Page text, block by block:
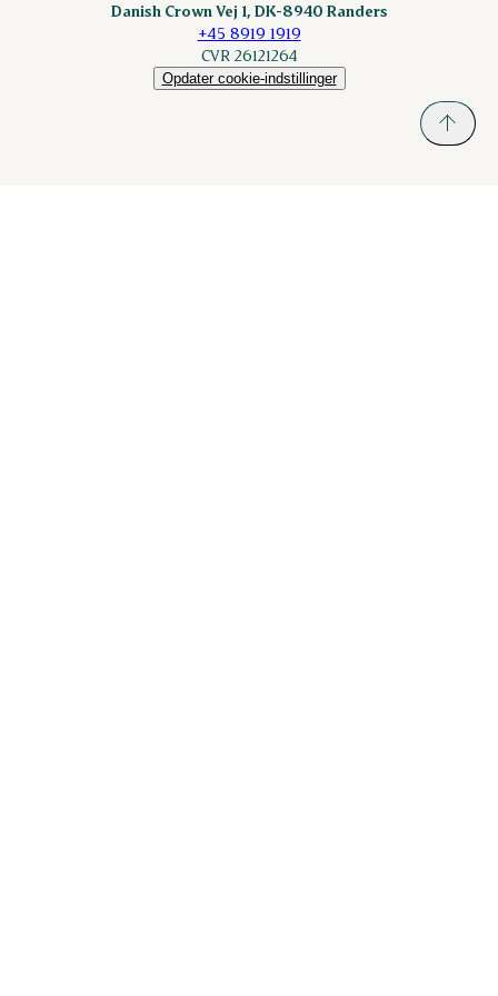
Danish Crown Vej 1, DK-8940 Randers
+45 8919 1919
CVR 26121264
Opdater cookie-indstillinger